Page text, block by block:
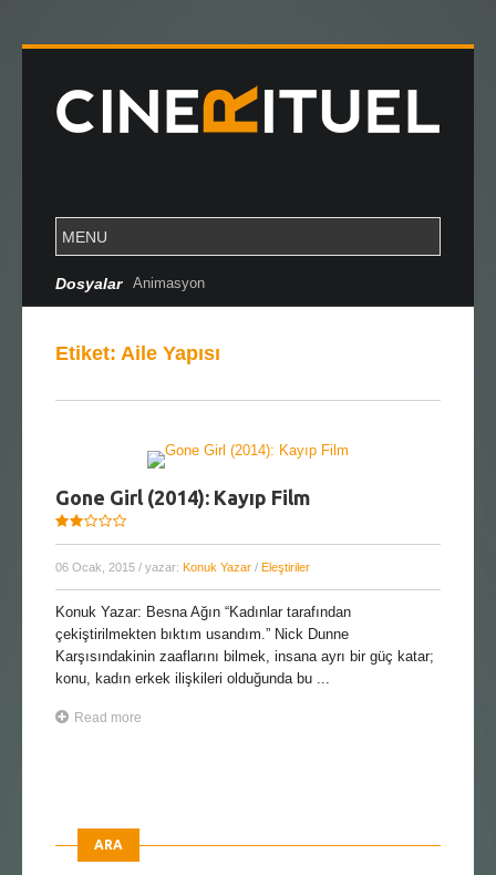
Dosyalar Animasyon
Etiket: Aile Yapısı
Gone Girl (2014): Kayıp Film
06 Ocak, 2015 / yazar: Konuk Yazar / Eleştiriler
Konuk Yazar: Besna Ağın “Kadınlar tarafından
çekiştirilmekten bıktım usandım.” Nick Dunne
Karşısındakinin zaaflarını bilmek, insana ayrı bir güç katar;
konu, kadın erkek ilişkileri olduğunda bu ...
Read more
ARA